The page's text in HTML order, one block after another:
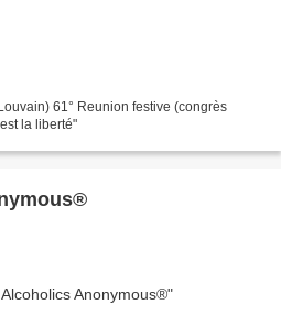
61° Reunion festive (congrès
la liberté"